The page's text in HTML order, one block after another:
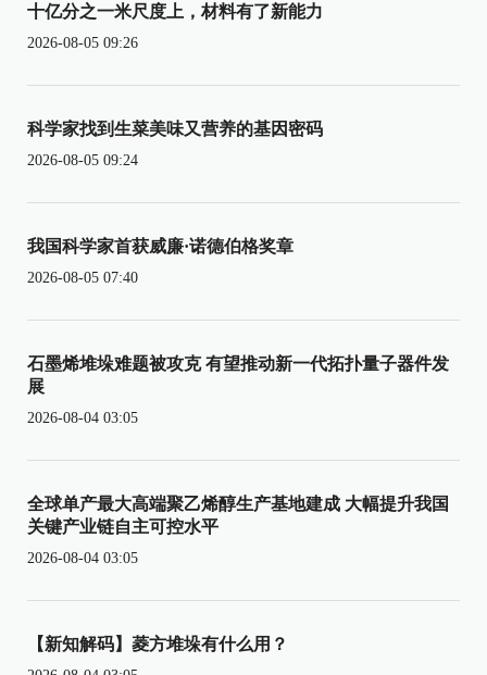
十亿分之一米尺度上，材料有了新能力
2026-08-05 09:26
科学家找到生菜美味又营养的基因密码
2026-08-05 09:24
我国科学家首获威廉·诺德伯格奖章
2026-08-05 07:40
石墨烯堆垛难题被攻克 有望推动新一代拓扑量子器件发
展
2026-08-04 03:05
全球单产最大高端聚乙烯醇生产基地建成 大幅提升我国
关键产业链自主可控水平
2026-08-04 03:05
【新知解码】菱方堆垛有什么用？